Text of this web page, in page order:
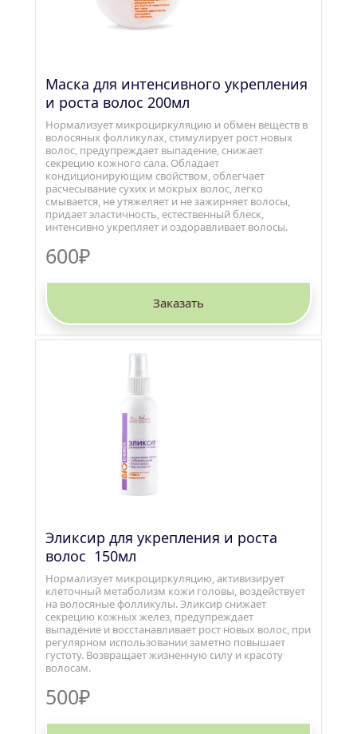
Маска для интенсивного укрепления
и роста волос 200мл
Нормализует микроциркуляцию и обмен веществ в
волосяных фолликулах, стимулирует рост новых
волос, предупреждает выпадение, снижает
секрецию кожного сала. Обладает
кондиционирующим свойством, облегчает
расчесывание сухих и мокрых волос, легко
смывается, не утяжеляет и не зажирняет волосы,
придает эластичность, естественный блеск,
интенсивно укрепляет и оздоравливает волосы.
600₽
Заказать
Эликсир для укрепления и роста
волос  150мл
Нормализует микроциркуляцию, активизирует
клеточный метаболизм кожи головы, воздействует
на волосяные фолликулы. Эликсир снижает
секрецию кожных желез, предупреждает
выпадение и восстанавливает рост новых волос, при
регулярном использовании заметно повышает
густоту. Возвращает жизненную силу и красоту
волосам.
500₽